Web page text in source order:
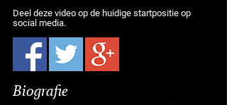
Deel deze video op de huidige startpositie op
social media.
Biografie